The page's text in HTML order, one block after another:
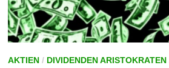
AKTIEN/ DIVIDENDEN ARISTOKRATEN